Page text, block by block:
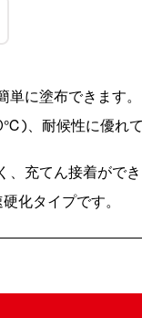
単に塗布できます。
、耐候性に優れ
、充てん接着ができ
化タイプです。